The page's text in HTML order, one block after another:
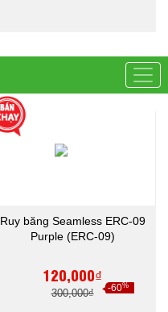
Ruy băng Seamless ERC-09
Purple (ERC-09)
120,000₫
300,000₫ -60%